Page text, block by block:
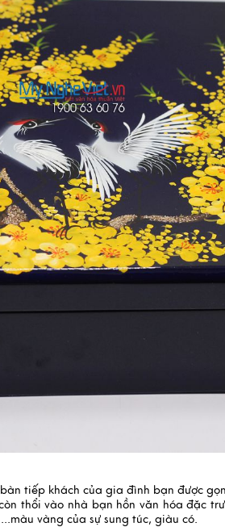
tiếp khách của gia đình bạn được
thổi vào nhà bạn hồn văn hóa đặc
vàng của sự sung túc, giàu có.